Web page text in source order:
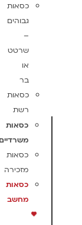
כסאות
גבוהים
–
שרטט
או
בר
כסאות
רשת
כסאות
משרדיים
כסאות
מזכירה
כסאות
מחשב